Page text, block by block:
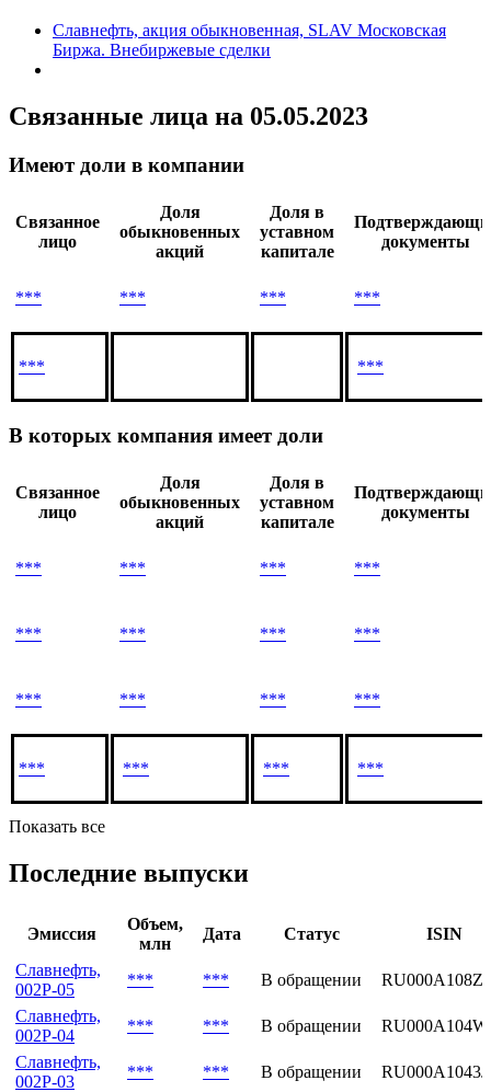
Славнефть, акция обыкновенная, SLAV Московская
Биржа. Внебиржевые сделки
Связанные лица на 05.05.2023
Имеют доли в компании
Связанное
лицо
Доля
обыкновенных
акций
Доля в
уставном
капитале
документы
*** *** *** ***
*** ***
В которых компания имеет доли
Связанное
лицо
Доля
обыкновенных
акций
Доля в
уставном
капитале
документы
*** *** *** ***
*** *** *** ***
*** *** *** ***
*** *** *** ***
Показать все
Последние выпуски
Эмиссия
Объем,
млн
Дата Статус
ISIN
Славнефть,
002P-05
*** *** В обращении
Славнефть,
002P-04
*** *** В обращении
Славнефть,
002P-03
*** *** В обращении